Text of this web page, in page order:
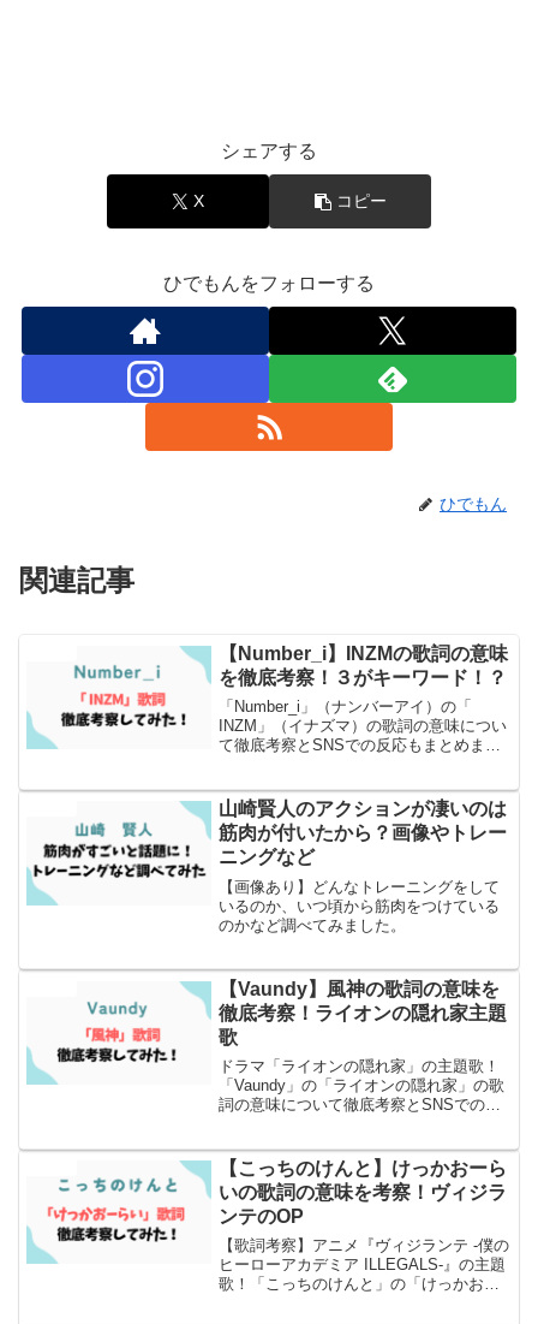
シェアする
X コピー
ひでもんをフォローする
ひでもん
関連記事
【Number_i】INZMの歌詞の意味
を徹底考察！３がキーワード！？
「Number_i」（ナンバーアイ）の「
INZM」（イナズマ）の歌詞の意味につい
て徹底考察とSNSでの反応もまとめまし
山崎賢人のアクションが凄いのは
筋肉が付いたから？画像やトレー
ニングなど
【画像あり】どんなトレーニングをして
いるのか、いつ頃から筋肉をつけている
のかなど調べてみました。
【Vaundy】風神の歌詞の意味を
徹底考察！ライオンの隠れ家主題
歌
ドラマ「ライオンの隠れ家」の主題歌！
「Vaundy」の「ライオンの隠れ家」の歌
詞の意味について徹底考察とSNSでの反
【こっちのけんと】けっかおーら
いの歌詞の意味を考察！ヴィジラ
ンテのOP
【歌詞考察】アニメ『ヴィジランテ ‐僕の
ヒーローアカデミア ILLEGALS‐』の主題
歌！「こっちのけんと」の「けっかおー